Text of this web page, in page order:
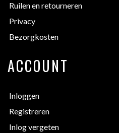
Ruilen en retourneren
Privacy
Bezorgkosten
ACCOUNT
Inloggen
Registreren
Inlog vergeten